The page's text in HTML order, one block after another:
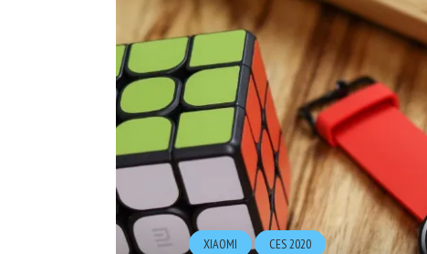
XIAOMI CES 2020